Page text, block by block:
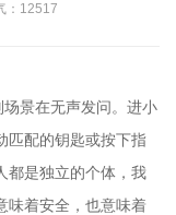
：12517
场景在无声发问。进小
匹配的钥匙或按下指
都是独立的个体，我
味着安全，也意味着